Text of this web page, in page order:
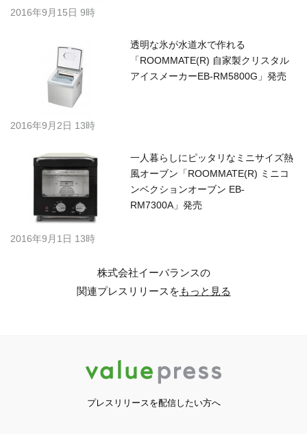
2016年9月15日 9時
透明な氷が水道水で作れる
「ROOMMATE(R) 自家製クリスタル
アイスメーカーEB-RM5800G」発売
2016年9月2日 13時
一人暮らしにピッタリなミニサイズ熱
風オーブン「ROOMMATE(R) ミニコ
ンベクションオーブン EB-
RM7300A」発売
2016年9月1日 13時
株式会社イーバランスの
関連プレスリリースをもっと見る
プレスリリースを配信したい方へ